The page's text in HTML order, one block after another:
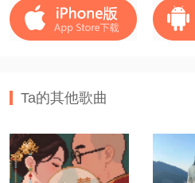
Ta的其他歌曲